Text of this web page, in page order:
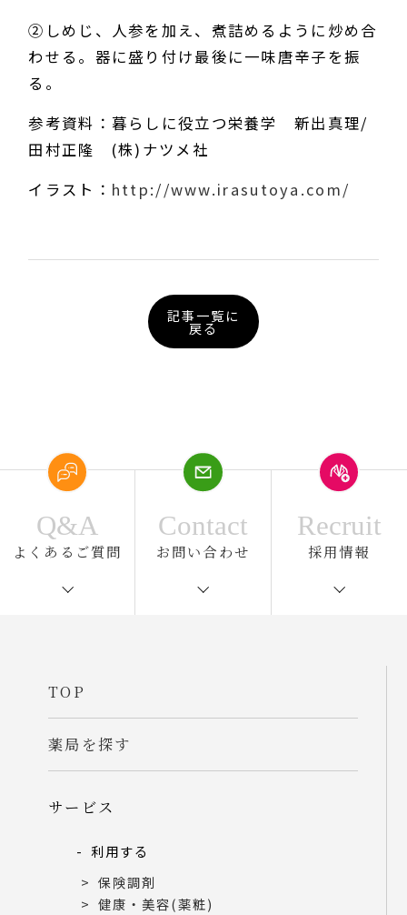
②しめじ、人参を加え、煮詰めるように炒め合
わせる。器に盛り付け最後に一味唐辛子を振
る。
参考資料：暮らしに役立つ栄養学 新出真理/
田村正隆 (株)ナツメ社
イラスト： http://www.irasutoya.com/
記事一覧に
戻る
Q&A
よくあるご質問
Contact
お問い合わせ
Recruit
採用情報
TOP
薬局を探す
サービス
利用する
保険調剤
健康・美容(薬粧)